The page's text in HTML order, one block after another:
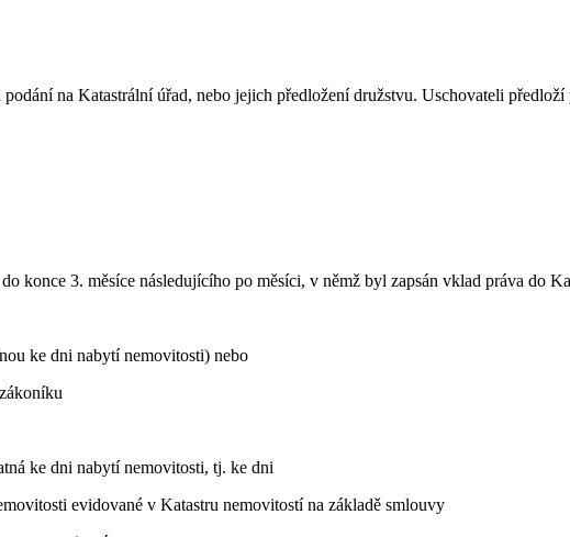
na Katastrální úřad, nebo jejich předložení družstvu. Uschovateli
konce 3. měsíce následujícího po měsíci, v němž byl zapsán vklad práva do
ke dni nabytí nemovitosti) nebo
ke dni nabytí nemovitosti, tj. ke dni
evidované v Katastru nemovitostí na základě smlouvy